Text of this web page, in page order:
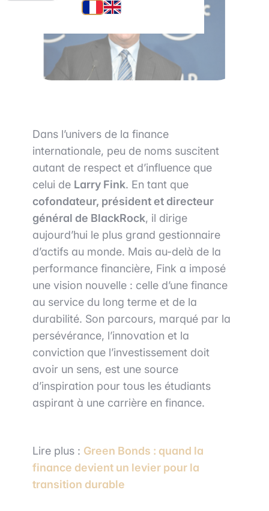
Dans l’univers de la finance
internationale, peu de noms suscitent
autant de respect et d’influence que
celui de Larry Fink. En tant que
cofondateur, président et directeur
général de BlackRock, il dirige
aujourd’hui le plus grand gestionnaire
d’actifs au monde. Mais au-delà de la
performance financière, Fink a imposé
une vision nouvelle : celle d’une finance
au service du long terme et de la
durabilité. Son parcours, marqué par la
persévérance, l’innovation et la
conviction que l’investissement doit
avoir un sens, est une source
d’inspiration pour tous les étudiants
aspirant à une carrière en finance.
Lire plus : Green Bonds : quand la
finance devient un levier pour la
transition durable